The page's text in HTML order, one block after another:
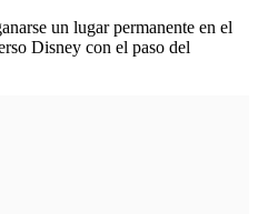
un lugar permanente en el
Disney con el paso del